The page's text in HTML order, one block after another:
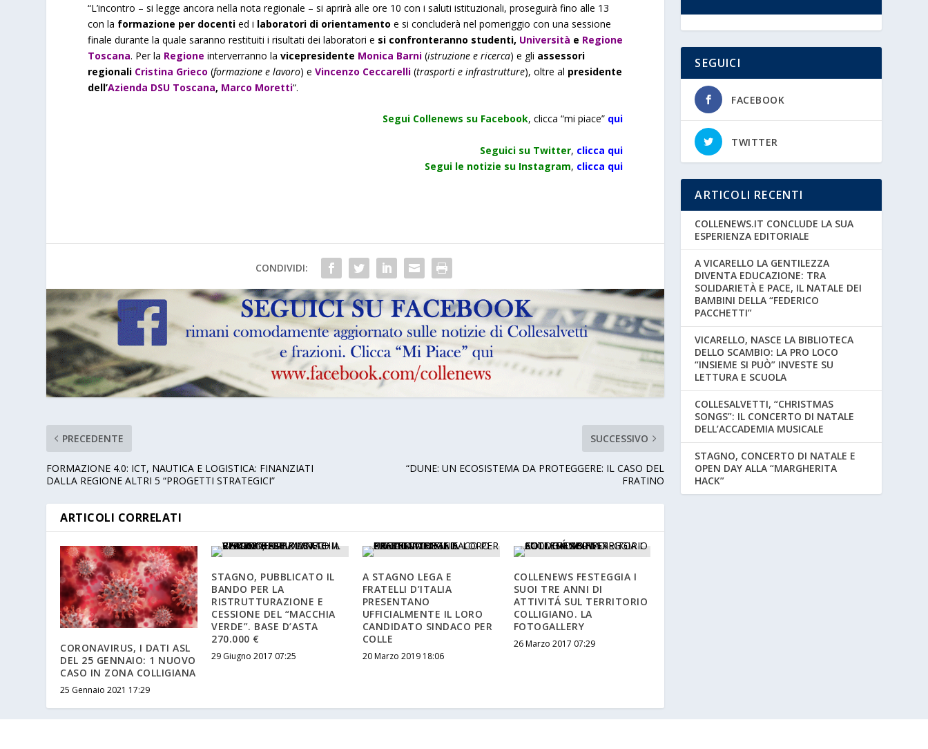
“L’incontro – si legge ancora nella nota regionale – si aprirà alle ore 10 con i saluti istituzionali, proseguirà fino alle 13
con la formazione per docenti ed i laboratori di orientamento e si concluderà nel pomeriggio con una sessione
finale durante la quale saranno restituiti i risultati dei laboratori e si confronteranno studenti, Università e Regione
Toscana. Per la Regione interverranno la vicepresidente Monica Barni (istruzione e ricerca) e gli assessori
regionali Cristina Grieco (formazione e lavoro) eVincenzo Ceccarelli (trasporti e infrastrutture), oltre al presidente
dell’Azienda DSU Toscana, Marco Moretti“.
Segui Collenews su Facebook, clicca “mi piace” qui
Seguici su Twitter, clicca qui
Segui le notizie su Instagram, clicca qui
CONDIVIDI:
PRECEDENTE
FORMAZIONE 4.0: ICT, NAUTICA E LOGISTICA: FINANZIATI
DALLA REGIONE ALTRI 5 “PROGETTI STRATEGICI”
SUCCESSIVO
“DUNE: UN ECOSISTEMA DA PROTEGGERE: IL CASO DEL
FRATINO
ARTICOLI CORRELATI
CORONAVIRUS, I DATI ASL
DEL 25 GENNAIO: 1 NUOVO
CASO IN ZONA COLLIGIANA
25 Gennaio 2021 17:29
STAGNO, PUBBLICATO IL
BANDO PER LA
RISTRUTTURAZIONE E
CESSIONE DEL “MACCHIA
VERDE”. BASE D’ASTA
270.000 €
29 Giugno 2017 07:25
A STAGNO LEGA E
FRATELLI D’ITALIA
PRESENTANO
UFFICIALMENTE IL LORO
CANDIDATO SINDACO PER
COLLE
20 Marzo 2019 18:06
COLLENEWS FESTEGGIA I
SUOI TRE ANNI DI
ATTIVITÁ SUL TERRITORIO
COLLIGIANO. LA
FOTOGALLERY
26 Marzo 2017 07:29
SEGUICI
FACEBOOK
TWITTER
ARTICOLI RECENTI
COLLENEWS.IT CONCLUDE LA SUA
ESPERIENZA EDITORIALE
A VICARELLO LA GENTILEZZA
DIVENTA EDUCAZIONE: TRA
SOLIDARIETÀ E PACE, IL NATALE DEI
BAMBINI DELLA “FEDERICO
PACCHETTI”
VICARELLO, NASCE LA BIBLIOTECA
DELLO SCAMBIO: LA PRO LOCO
“INSIEME SI PUÒ” INVESTE SU
LETTURA E SCUOLA
COLLESALVETTI, “CHRISTMAS
SONGS”: IL CONCERTO DI NATALE
DELL’ACCADEMIA MUSICALE
STAGNO, CONCERTO DI NATALE E
OPEN DAY ALLA “MARGHERITA
HACK”